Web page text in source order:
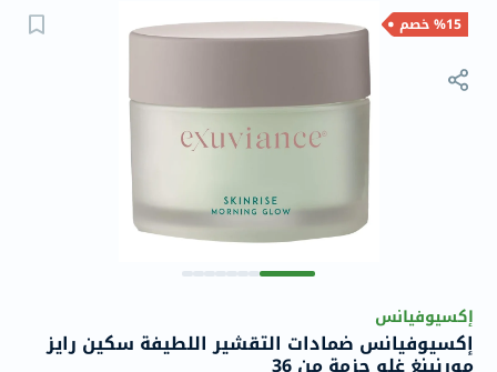
%15 خصم
إكسيوفيانس
إكسيوفيانس ضمادات التقشير اللطيفة سكين رايز